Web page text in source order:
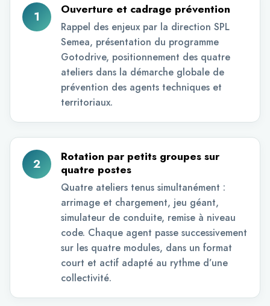
1 Ouverture et cadrage prévention
Rappel des enjeux par la direction SPL
Semea, présentation du programme
Gotodrive, positionnement des quatre
ateliers dans la démarche globale de
prévention des agents techniques et
territoriaux.
2
Rotation par petits groupes sur
quatre postes
Quatre ateliers tenus simultanément :
arrimage et chargement, jeu géant,
simulateur de conduite, remise à niveau
code. Chaque agent passe successivement
sur les quatre modules, dans un format
court et actif adapté au rythme d’une
collectivité.